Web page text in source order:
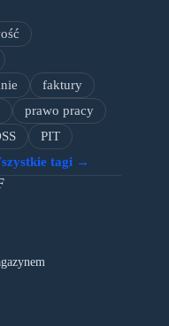
faktury
prawo pracy
PIT
tagi →